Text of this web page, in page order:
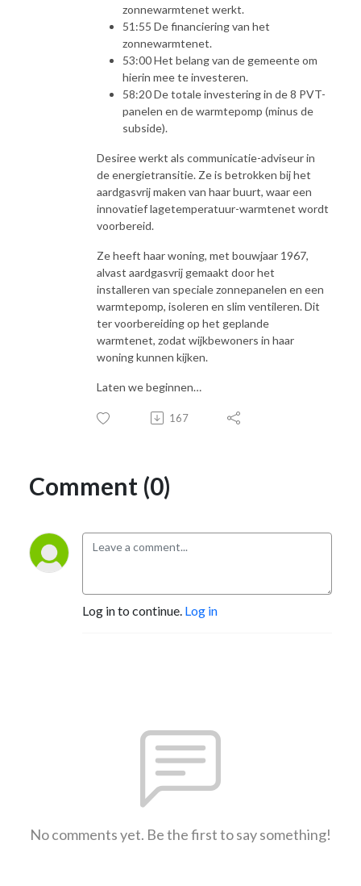
zonnewarmtenet werkt.
51:55 De financiering van het
zonnewarmtenet.
53:00 Het belang van de gemeente om
hierin mee te investeren.
58:20 De totale investering in de 8 PVT-
panelen en de warmtepomp (minus de
subside).
Desiree werkt als communicatie-adviseur in
de energietransitie. Ze is betrokken bij het
aardgasvrij maken van haar buurt, waar een
innovatief lagetemperatuur-warmtenet wordt
voorbereid.
Ze heeft haar woning, met bouwjaar 1967,
alvast aardgasvrij gemaakt door het
installeren van speciale zonnepanelen en een
warmtepomp, isoleren en slim ventileren. Dit
ter voorbereiding op het geplande
warmtenet, zodat wijkbewoners in haar
woning kunnen kijken.
Laten we beginnen…
167
Comment (0)
Log in to continue. Log in
No comments yet. Be the first to say something!